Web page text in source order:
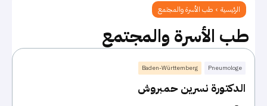
الرئيسية طب الأسرة والمجتمع
طب الأسرة والمجتمع
Pneumologe
Baden-Württemberg
الدكتورة نسرين حمبروش